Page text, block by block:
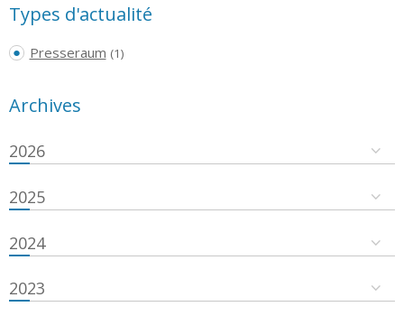
Types d'actualité
Presseraum (1)
Archives
2026
2025
2024
2023